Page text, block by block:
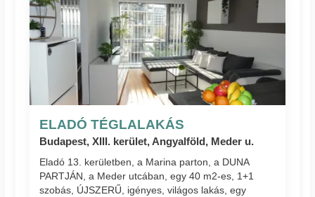
ELADÓ TÉGLALAKÁS
Budapest, XIII. kerület, Angyalföld, Meder u.
Eladó 13. kerületben, a Marina parton, a DUNA
PARTJÁN, a Meder utcában, egy 40 m2-es, 1+1
szobás, ÚJSZERŰ, igényes, világos lakás, egy